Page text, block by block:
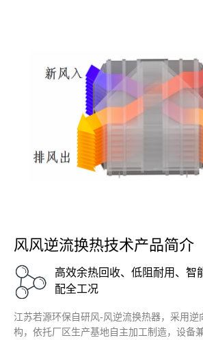
风风逆流换热技术产品简介
高效余热回收、低阻耐用、智
配全工况
江苏若源环保自研风-风逆流换热器，采用逆
构，依托厂区生产基地自主加工制造，设备